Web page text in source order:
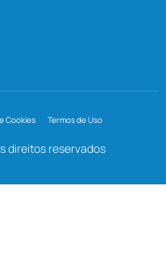
Cookies Termos de Uso
direitos reservados